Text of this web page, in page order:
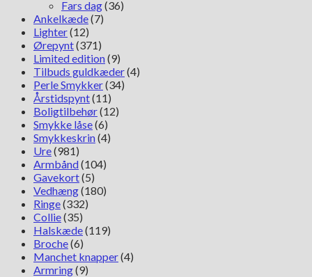
Fars dag(36)
Ankelkæde(7)
Lighter(12)
Ørepynt(371)
Limited edition(9)
Tilbuds guldkæder(4)
Perle Smykker(34)
Årstidspynt(11)
Boligtilbehør(12)
Smykke låse(6)
Smykkeskrin(4)
Ure(981)
Armbånd(104)
Gavekort(5)
Vedhæng(180)
Ringe(332)
Collie(35)
Halskæde(119)
Broche(6)
Manchet knapper(4)
Armring(9)